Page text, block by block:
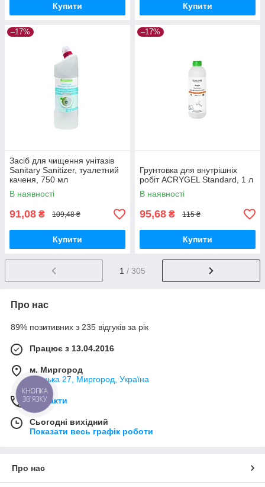
Купити Купити
–17%
Засіб для чищення унітазів
Sanitary Sanitizer, туалетний
каченя, 750 мл
В наявності
91,08 ₴ 109,48 ₴
Купити
–17%
Грунтовка для внутрішніх
робіт ACRYGEL Standard, 1 л
В наявності
95,68 ₴ 115 ₴
Купити
1 / 305
Про нас
89% позитивних з 235 відгуків за рік
Працює з 13.04.2016
м. Миргород
Ткацька 27, Миргород, Україна
Контакти
Сьогодні вихідний
Показати весь графік роботи
Про нас
КНОПКА
ЗВ'ЯЗКУ